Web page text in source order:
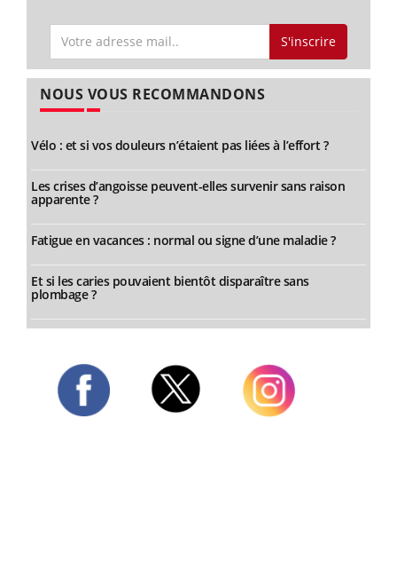
S'inscrire
NOUS VOUS RECOMMANDONS
Vélo : et si vos douleurs n’étaient pas liées à l’effort ?
Les crises d’angoisse peuvent-elles survenir sans raison
apparente ?
Fatigue en vacances : normal ou signe d’une maladie ?
Et si les caries pouvaient bientôt disparaître sans
plombage ?